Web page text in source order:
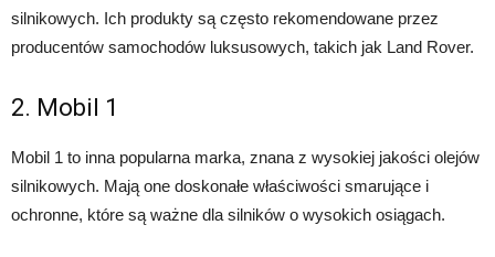
silnikowych. Ich produkty są często rekomendowane przez
producentów samochodów luksusowych, takich jak Land Rover.
2. Mobil 1
Mobil 1 to inna popularna marka, znana z wysokiej jakości olejów
silnikowych. Mają one doskonałe właściwości smarujące i
ochronne, które są ważne dla silników o wysokich osiągach.